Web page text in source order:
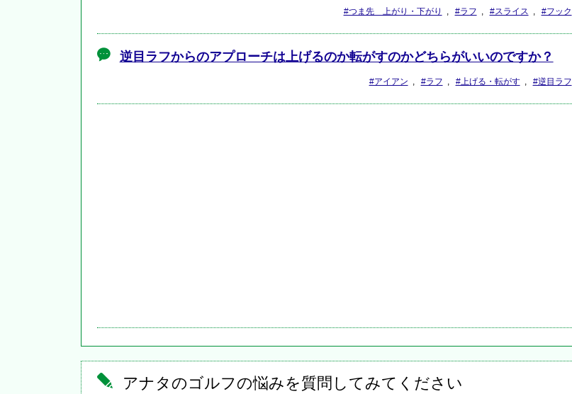
#つま先 上がり・下がり , #ラフ , #スライス , #フック
逆目ラフからのアプローチは上げるのか転がすのかどちらがいいのですか？
#アイアン , #ラフ , #上げる・転がす , #逆目ラフ
アナタのゴルフの悩みを質問してみてください